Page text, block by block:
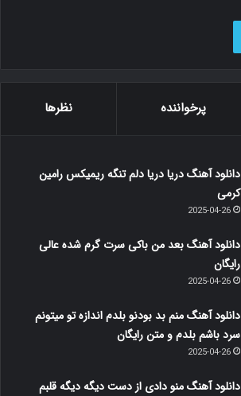
پرخواننده نظرها
دانلود آهنگ دریا دریا دلم تنگه ریمیکس رامین
کرمی
2025-04-26
دانلود آهنگ بعد من باکی سرت گرم شده عالی
رایگان
2025-04-26
دانلود آهنگ منم بد بودنو بلدم اندازه تو میتونم
سرد باشم بلدم و متن رایگان
2025-04-26
دانلود آهنگ منو دادی از دست دیگه دیگه قلبم